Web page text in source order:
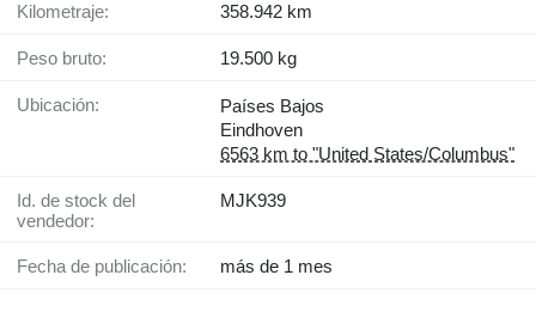
Kilometraje: 358.942 km
Peso bruto: 19.500 kg
Ubicación:
Países Bajos
Eindhoven
6563 km to "United States/Columbus"
Id. de stock del
vendedor:
MJK939
Fecha de publicación: más de 1 mes